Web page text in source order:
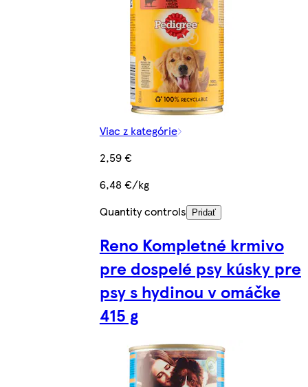
Viac z kategórie
2,59 €
6,48 €/kg
Quantity controls
Pridať
Reno Kompletné krmivo
pre dospelé psy kúsky pre
psy s hydinou v omáčke
415 g